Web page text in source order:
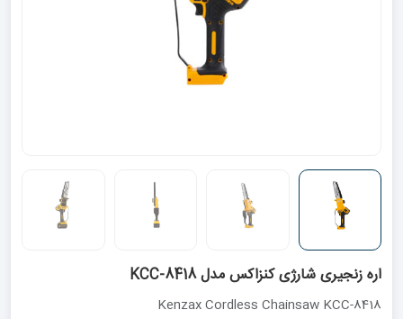
اره زنجیری شارژی کنزاکس مدل KCC-8418
Kenzax Cordless Chainsaw KCC-8418